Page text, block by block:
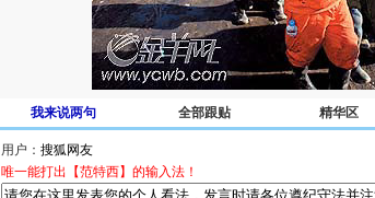
我来说两句 全部跟贴 精华区
用户：
唯一能打出【范特西】的输入法！